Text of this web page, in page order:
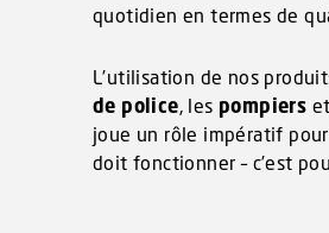
quotidien en termes de
L’utilisation de nos
de police, les pompiers
joue un rôle impératif
doit fonctionner – c’est